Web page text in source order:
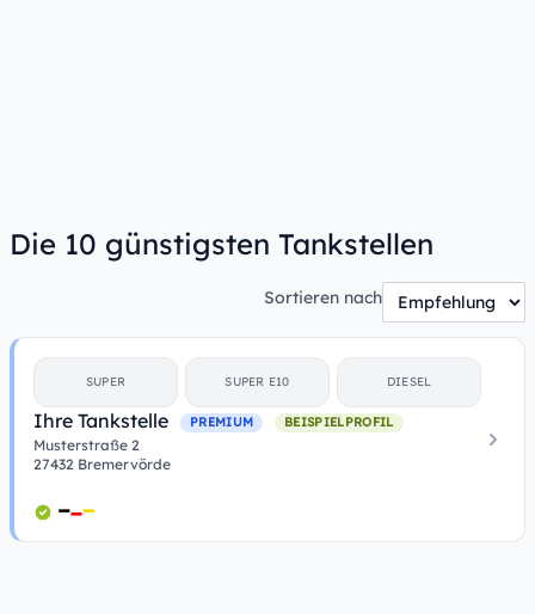
Die 10 günstigsten Tankstellen
Sortieren nach
SUPER SUPER E10 DIESEL
Ihre Tankstelle PREMIUM BEISPIELPROFIL
Musterstraße 2
27432 Bremervörde